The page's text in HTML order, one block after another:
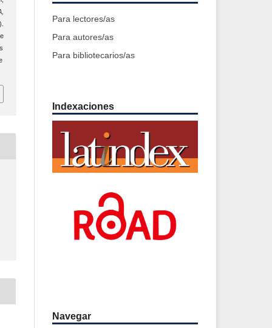
Para lectores/as
Para autores/as
Para bibliotecarios/as
Indexaciones
Navegar